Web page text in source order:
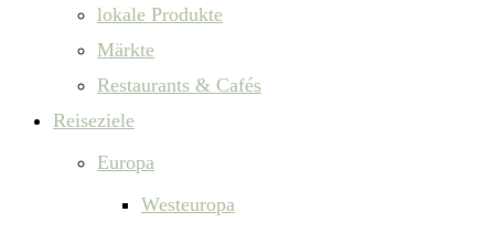
lokale Produkte
Märkte
Restaurants & Cafés
Reiseziele
Europa
Westeuropa